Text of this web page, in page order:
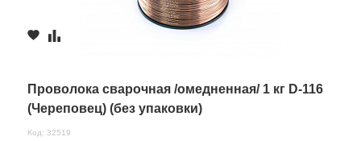
Проволока сварочная /омедненная/ 1 кг D-116
(Череповец) (без упаковки)
Код: 32519